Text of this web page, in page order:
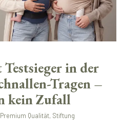
in der
Tragen –
kein Zufall
Qualität, Stiftung